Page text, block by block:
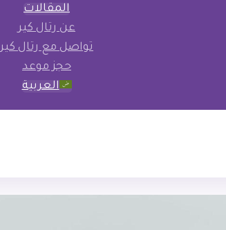
المقالات
عن رتال كير
تواصل مع رتال كير
حجز موعد
العربية